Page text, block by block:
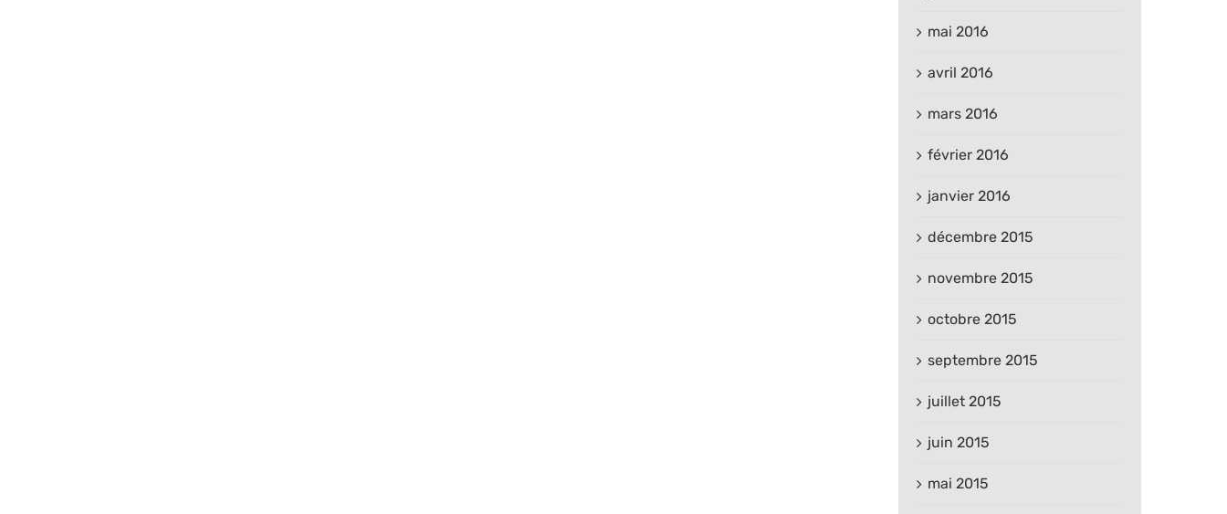
mai 2016
avril 2016
mars 2016
février 2016
janvier 2016
décembre 2015
novembre 2015
octobre 2015
septembre 2015
juillet 2015
juin 2015
mai 2015